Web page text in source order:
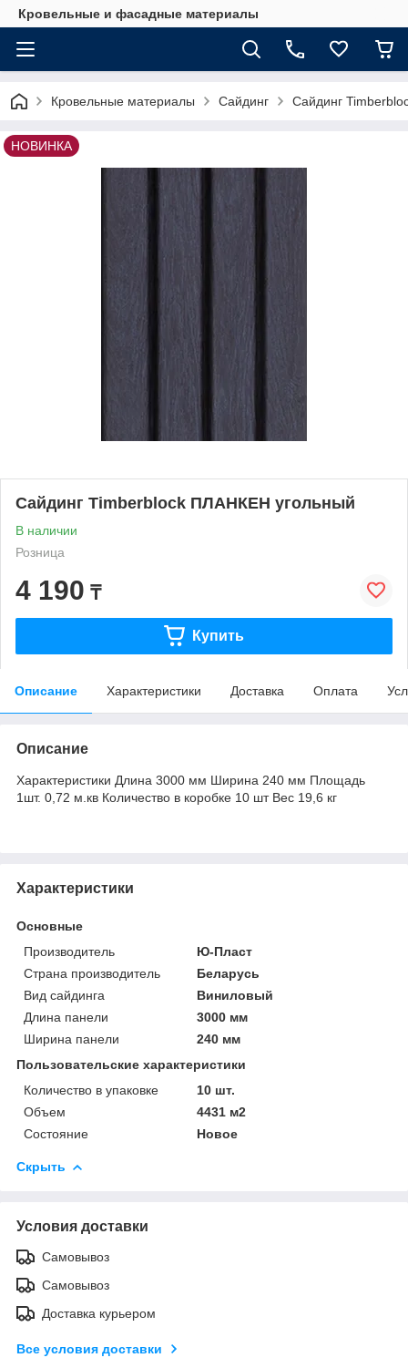
Кровельные и фасадные материалы
Кровельные материалы Сайдинг Сайдинг
НОВИНКА
Сайдинг Timberblock ПЛАНКЕН угольный
В наличии
Розница
4 190 ₸
Купить
Описание Характеристики Доставка Оплата
Описание
Характеристики Длина 3000 мм Ширина 240 мм Площадь
1шт. 0,72 м.кв Количество в коробке 10 шт Вес 19,6 кг
Характеристики
Основные
Производитель
Ю-Пласт
Страна производитель
Беларусь
Вид сайдинга
Виниловый
Длина панели
3000 мм
Ширина панели
240 мм
Пользовательские характеристики
Количество в упаковке
10 шт.
Объем
4431 м2
Состояние
Новое
Скрыть
Условия доставки
Самовывоз
Самовывоз
Доставка курьером
Все условия доставки